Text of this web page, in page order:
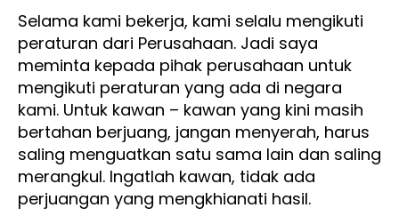
Selama kami bekerja, kami selalu mengikuti
peraturan dari Perusahaan. Jadi saya
meminta kepada pihak perusahaan untuk
mengikuti peraturan yang ada di negara
kami. Untuk kawan – kawan yang kini masih
bertahan berjuang, jangan menyerah, harus
saling menguatkan satu sama lain dan saling
merangkul. Ingatlah kawan, tidak ada
perjuangan yang mengkhianati hasil.